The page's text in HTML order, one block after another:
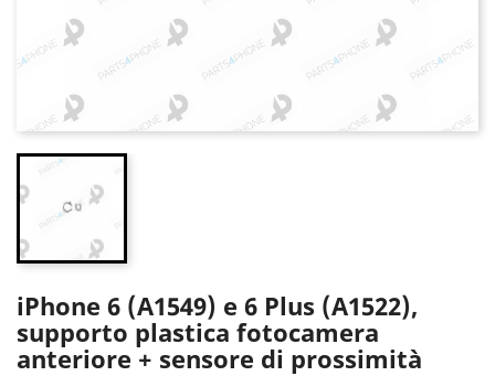
iPhone 6 (A1549) e 6 Plus (A1522),
supporto plastica fotocamera
anteriore + sensore di prossimità